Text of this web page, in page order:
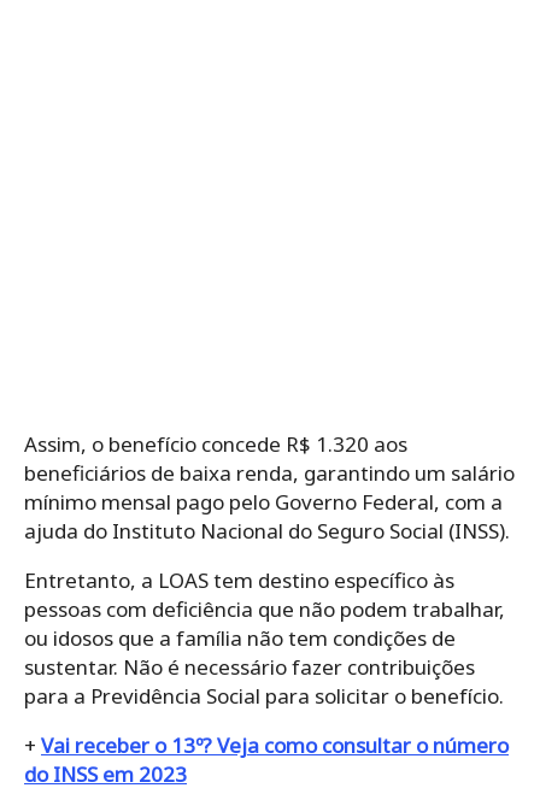
Assim, o benefício concede R$ 1.320 aos
beneficiários de baixa renda, garantindo um salário
mínimo mensal pago pelo Governo Federal, com a
ajuda do Instituto Nacional do Seguro Social (INSS).
Entretanto, a LOAS tem destino específico às
pessoas com deficiência que não podem trabalhar,
ou idosos que a família não tem condições de
sustentar. Não é necessário fazer contribuições
para a Previdência Social para solicitar o benefício.
+ Vai receber o 13º? Veja como consultar o número
do INSS em 2023